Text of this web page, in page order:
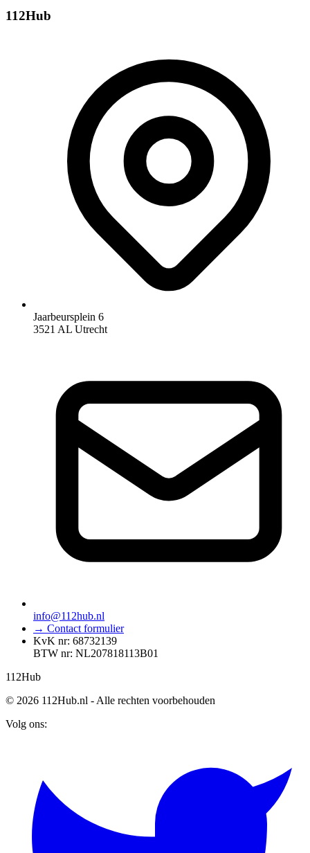
112Hub
Jaarbeursplein 6
3521 AL Utrecht
info@112hub.nl
→ Contact formulier
KvK nr: 68732139
BTW nr: NL207818113B01
112Hub
© 2026 112Hub.nl - Alle rechten voorbehouden
Volg ons: